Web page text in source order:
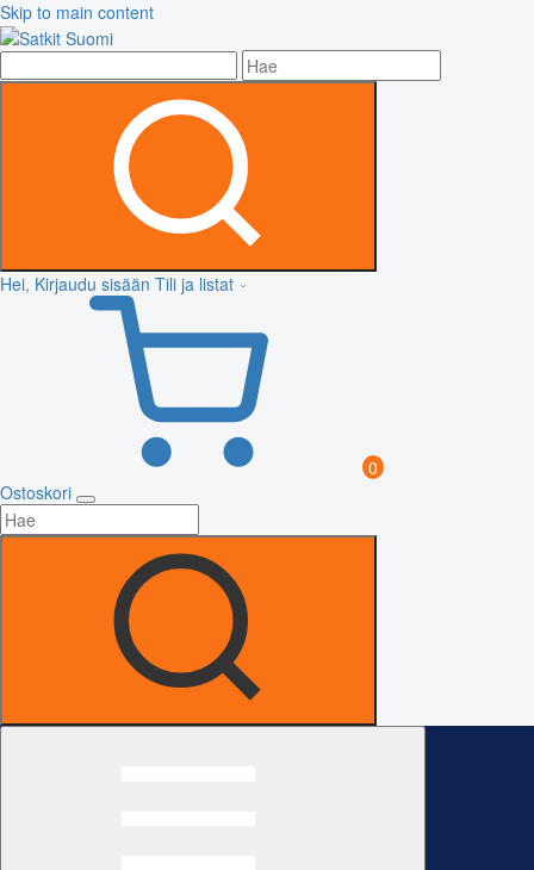
Skip to main content
Hei, Kirjaudu sisään Tili ja listat
0
Ostoskori